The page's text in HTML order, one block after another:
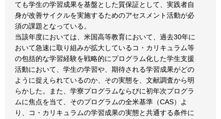
ても学生の学習成果を基盤とした質保証として、実践者自
身が改善サイクルを実施するためのアセスメント活動が必
須の課題となっている。
当該年度においては、米国高等教育において、過去30年に
おいて急速に取り組みが拡大しているコ・カリキュラム等
の包括的な学習経験を戦略的にプログラム化した学生支援
活動において、学生の学習や、期待される学習成果がどの
ように捉えられているのか、その実態を、文献調査から明
らかした。また、学寮プログラムならびに初年次プログラ
ムに焦点を当て、そのプログラムの全米基準（CAS）よ
り、コ・カリキュラムの学習成果の実態と共通する条件に